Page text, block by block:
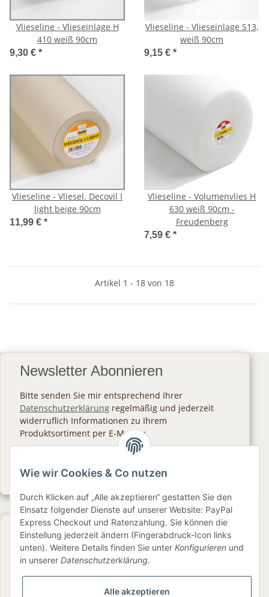
Vlieseline - Vlieseinlage H
410 weiß 90cm
9,30 € *
Vlieseline - Vlieseinlage S13,
weiß 90cm
9,15 € *
Vlieseline - Vliesel. Decovil I
light beige 90cm
11,99 € *
Vlieseline - Volumenvlies H
630 weiß 90cm -
Freudenberg
7,59 € *
Artikel 1 - 18 von 18
Newsletter Abonnieren
Bitte senden Sie mir entsprechend Ihrer
Datenschutzerklärung regelmäßig und jederzeit
widerruflich Informationen zu Ihrem
Produktsortiment per E-Mail zu.
Newsletter Abonnieren
Gesetzliche Informationen
Informationen
Wie wir Cookies & Co nutzen
Durch Klicken auf „Alle akzeptieren“ gestatten Sie den
Einsatz folgender Dienste auf unserer Website: PayPal
Express Checkout und Ratenzahlung. Sie können die
Einstellung jederzeit ändern (Fingerabdruck-Icon links
unten). Weitere Details finden Sie unter Konfigurieren und
in unserer Datenschutzerklärung.
Alle akzeptieren